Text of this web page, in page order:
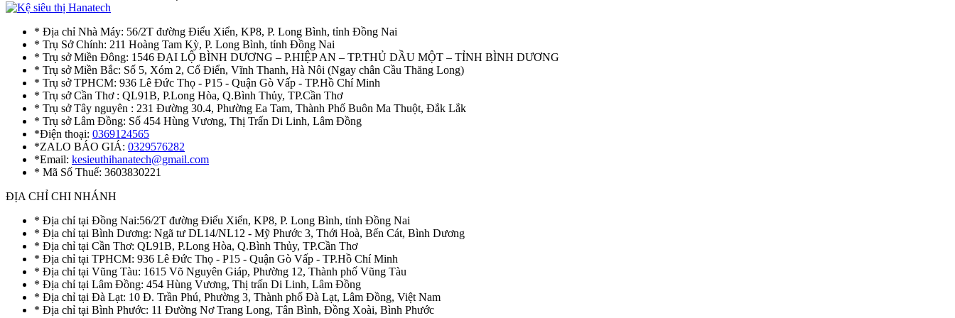
* Địa chỉ Nhà Máy: 56/2T đường Điểu Xiển, KP8, P. Long Bình, tỉnh Đồng Nai
* Trụ Sở Chính: 211 Hoàng Tam Kỳ, P. Long Bình, tỉnh Đồng Nai
* Trụ sở Miền Đông: 1546 ĐẠI LỘ BÌNH DƯƠNG – P.HIỆP AN – TP.THỦ DẦU MỘT – TỈNH BÌNH DƯƠNG
* Trụ sở Miền Bắc: Số 5, Xóm 2, Cổ Điển, Vĩnh Thanh, Hà Nôi (Ngay chân Cầu Thăng Long)
* Trụ sở TPHCM: 936 Lê Đức Thọ - P15 - Quận Gò Vấp - TP.Hồ Chí Minh
* Trụ sở Cần Thơ : QL91B, P.Long Hòa, Q.Bình Thủy, TP.Cần Thơ
* Trụ sở Tây nguyên : 231 Đường 30.4, Phường Ea Tam, Thành Phố Buôn Ma Thuột, Đắk Lắk
* Trụ sở Lâm Đồng: Số 454 Hùng Vương, Thị Trấn Di Linh, Lâm Đồng
*Điện thoại: 0369124565
*ZALO BÁO GIÁ: 0329576282
*Email: kesieuthihanatech@gmail.com
* Mã Số Thuế: 3603830221
ĐỊA CHỈ CHI NHÁNH
* Địa chỉ tại Đồng Nai:56/2T đường Điểu Xiển, KP8, P. Long Bình, tỉnh Đồng Nai
* Địa chỉ tại Bình Dương: Ngã tư DL14/NL12 - Mỹ Phước 3, Thới Hoà, Bến Cát, Bình Dương
* Địa chỉ tại Cần Thơ: QL91B, P.Long Hòa, Q.Bình Thủy, TP.Cần Thơ
* Địa chỉ tại TPHCM: 936 Lê Đức Thọ - P15 - Quận Gò Vấp - TP.Hồ Chí Minh
* Địa chỉ tại Vũng Tàu: 1615 Võ Nguyên Giáp, Phường 12, Thành phố Vũng Tàu
* Địa chỉ tại Lâm Đồng: 454 Hùng Vương, Thị trấn Di Linh, Lâm Đồng
* Địa chỉ tại Đà Lạt: 10 Đ. Trần Phú, Phường 3, Thành phố Đà Lạt, Lâm Đồng, Việt Nam
* Địa chỉ tại Bình Phước: 11 Đường Nơ Trang Long, Tân Bình, Đồng Xoài, Bình Phước